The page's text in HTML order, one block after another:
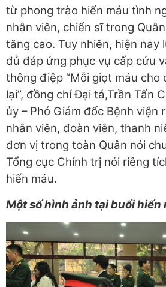
từ phong trào hiến máu tình
nhân viên, chiến sĩ trong
tăng cao. Tuy nhiên, hiện nay
đủ đáp ứng phục vụ cấp cứu
thông điệp “Mỗi giọt máu cho
lại”, đồng chí Đại tá,Trần Tấn
ủy – Phó Giám đốc Bệnh viện
nhân viên, đoàn viên, thanh
đơn vị trong toàn Quân nói
Tổng cục Chính trị nói riêng
hiến máu.
Một số hình ảnh tại buổi hiến